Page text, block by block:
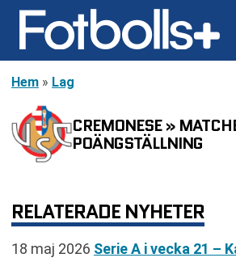
Hem » Lag
CREMONESE »
POÄNGSTÄLLNING
RELATERADE NYHETER
18 maj 2026 Serie A i vecka 21 –